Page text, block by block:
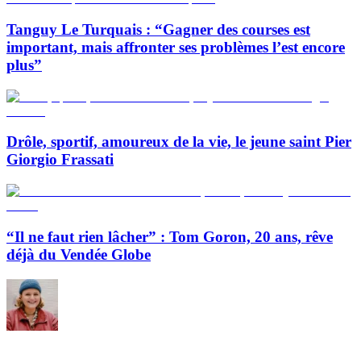
Tanguy Le Turquais : “Gagner des courses est
important, mais affronter ses problèmes l’est encore
plus”
Drôle, sportif, amoureux de la vie, le jeune saint Pier
Giorgio Frassati
“Il ne faut rien lâcher” : Tom Goron, 20 ans, rêve
déjà du Vendée Globe